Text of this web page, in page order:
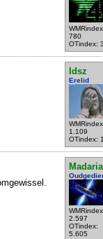
780
OTindex:
Idsz
Erelid
1.109
OTindex:
2.597
OTindex:
5.605